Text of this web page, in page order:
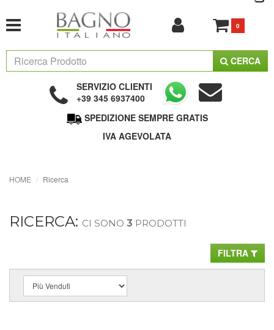
0
CERCA
SERVIZIO CLIENTI
+39 345 6937400
SPEDIZIONE SEMPRE GRATIS
IVA AGEVOLATA
HOME Ricerca
RICERCA: CI SONO 3 PRODOTTI
FILTRA